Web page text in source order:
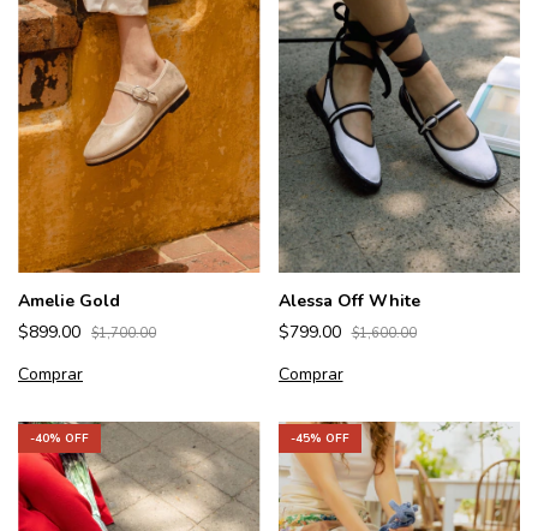
Amelie Gold
$899.00 $1,700.00
Comprar
Alessa Off White
$799.00 $1,600.00
Comprar
-40% OFF -45% OFF